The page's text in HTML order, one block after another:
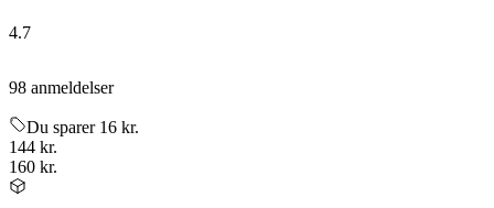
4.7
98 anmeldelser
Du sparer 16 kr.
144 kr.
160 kr.